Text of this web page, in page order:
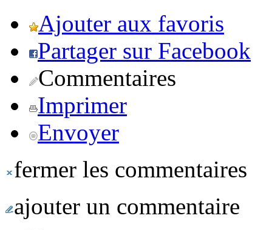
Ajouter aux favoris
Partager sur Facebook
Commentaires
Imprimer
Envoyer
fermer les commentaires
ajouter un commentaire